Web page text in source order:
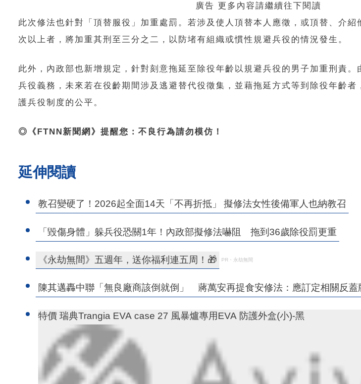
廣告 更多內容請繼續往下閱讀
此次修法也針對「頂替服役」加重處罰。若涉及使人頂替本人應徵，或頂替、介
次以上者，將加重其刑至三分之二，以防堵有組織或慣性規避兵役的情況發生。
此外，內政部也新增規定，針對刻意拖延至除役年齡以規避兵役的男子加重刑責
兵役義務，未來若在役齡期間涉及逃避替代役徵集，並藉拖延方式等到除役年齡者
護兵役制度的公平。
◎《FTNN新聞網》提醒您：不良行為請勿模仿！
延伸閱讀
教召變硬了！2026起全面14天「不再折抵」 擬修法女性後備軍人也納教召
「毀傷身體」躲兵役恐關1年！內政部擬修法嚇阻 拖到36歲除役罰更重
《永劫無間》五週年，送你福利連五周！🎁 PR・永劫無間
陳其邁轟中聯「無良廠商該倒就倒」 蔣萬安再提食安修法：應訂定相關反蓋
特價 瑞典Trangia EVA case 27 風暴爐專用EVA 防護外盒(小)-黑